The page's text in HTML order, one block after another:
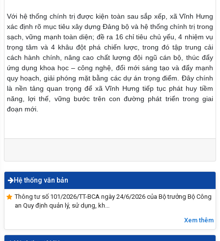
Với hệ thống chính trị được kiện toàn sau sắp xếp, xã Vĩnh Hưng
xác định rõ mục tiêu xây dựng Đảng bộ và hệ thống chính trị trong
sạch, vững mạnh toàn diện; đề ra 16 chỉ tiêu chủ yếu, 4 nhiệm vụ
trọng tâm và 4 khâu đột phá chiến lược, trong đó tập trung cải
cách hành chính, nâng cao chất lượng đội ngũ cán bộ, thúc đẩy
ứng dụng khoa học – công nghệ, đổi mới sáng tạo và đẩy mạnh
quy hoạch, giải phóng mặt bằng các dự án trọng điểm. Đây chính
là nền tảng quan trọng để xã Vĩnh Hưng tiếp tục phát huy tiềm
năng, lợi thế, vững bước trên con đường phát triển trong giai
đoạn mới.
Hệ thống văn bản
Thông tư số 101/2026/TT-BCA ngày 24/6/2026 của Bộ trưởng Bộ Công
an Quy định quản lý, sử dụng, kh...
Xem thêm